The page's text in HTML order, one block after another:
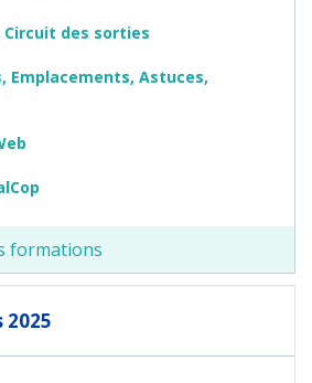
Circuit des sorties
Emplacements, Astuces,
formations
2025